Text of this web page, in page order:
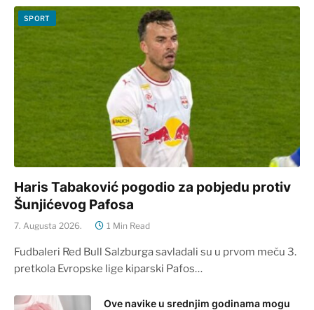
SPORT
Haris Tabaković pogodio za pobjedu protiv
Šunjićevog Pafosa
7. Augusta 2026. 1 Min Read
Fudbaleri Red Bull Salzburga savladali su u prvom meču 3.
pretkola Evropske lige kiparski Pafos…
Ove navike u srednjim godinama mogu